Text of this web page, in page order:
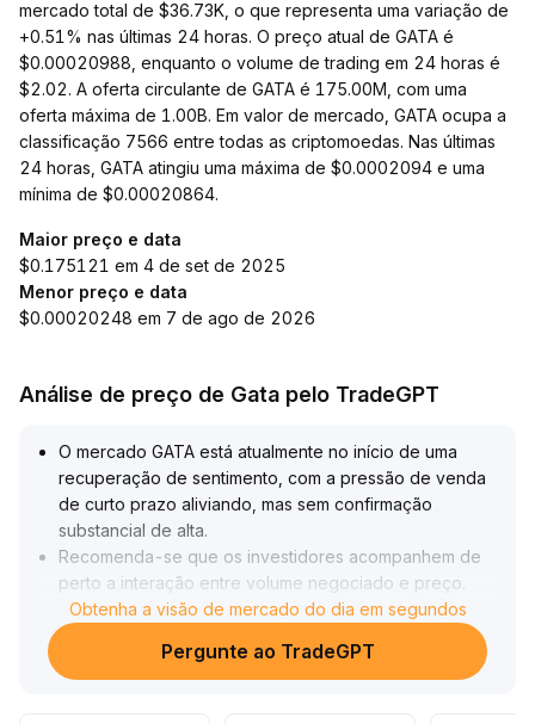
mercado total de $36.73K, o que representa uma variação de
+0.51% nas últimas 24 horas. O preço atual de GATA é
$0.00020988, enquanto o volume de trading em 24 horas é
$2.02. A oferta circulante de GATA é 175.00M, com uma
oferta máxima de 1.00B. Em valor de mercado, GATA ocupa a
classificação 7566 entre todas as criptomoedas. Nas últimas
24 horas, GATA atingiu uma máxima de $0.0002094 e uma
mínima de $0.00020864.
Maior preço e data
$0.175121 em 4 de set de 2025
Menor preço e data
$0.00020248 em 7 de ago de 2026
Análise de preço de Gata pelo TradeGPT
O mercado GATA está atualmente no início de uma
recuperação de sentimento, com a pressão de venda
de curto prazo aliviando, mas sem confirmação
substancial de alta.
Recomenda-se que os investidores acompanhem de
perto a interação entre volume negociado e preço
Caso o mercado apresente aumento sincronizado do
volume e ruptura do intervalo de consolidação anterior,
pode-se considerar entrar em posições longas de
Obtenha a visão de mercado do dia em segundos
Pergunte ao TradeGPT